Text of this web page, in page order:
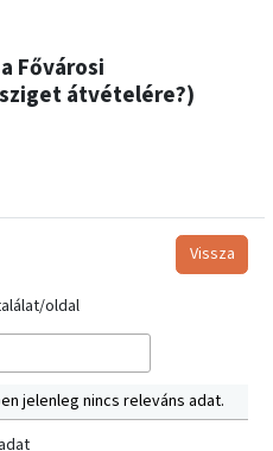
Fővárosi
átvételére?)
Vissza
oldal
jelenleg nincs releváns adat.